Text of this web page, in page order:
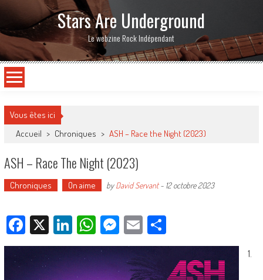
Stars Are Underground
Le webzine Rock Indépendant
Vous êtes ici
Accueil > Chroniques > ASH – Race the Night (2023)
ASH – Race The Night (2023)
Chroniques On aime byDavid Servant- 12 octobre 2023
Facebook
X LinkedIn
WhatsApp
Messenger
EmailPartager
1.